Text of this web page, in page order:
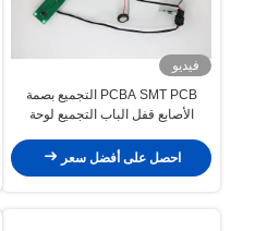
فيديو
PCBA SMT PCB التجميع بصمة
الأصابع قفل الباب التجميع لوحة
احصل على أفضل سعر